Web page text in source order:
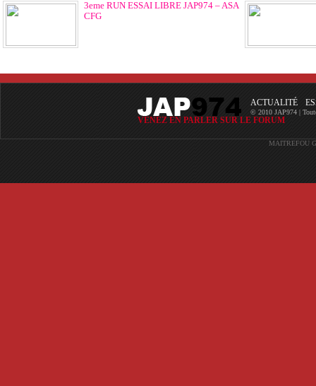
3eme RUN ESSAI LIBRE JAP974 – ASA
CFG
ACTUALITÉ
© 2010 JAP974 |
VENEZ EN PARLER SUR LE FORUM
MAITREFOU